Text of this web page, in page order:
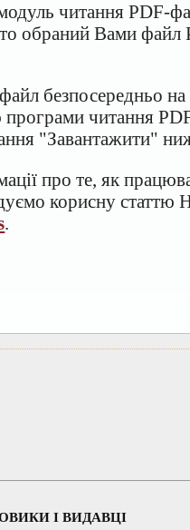
читання PDF-
обраний Вами файл
безпосередньо
програми читання
"Завантажити"
про те, як
корисну статтю
.
І ВИДАВЦІ